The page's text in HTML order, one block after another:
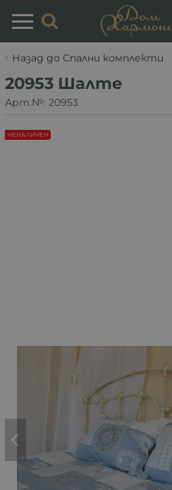
Назад до Спални комплекти
20953 Шалте
Арт.№: 20953
НЕНАЛИЧЕН